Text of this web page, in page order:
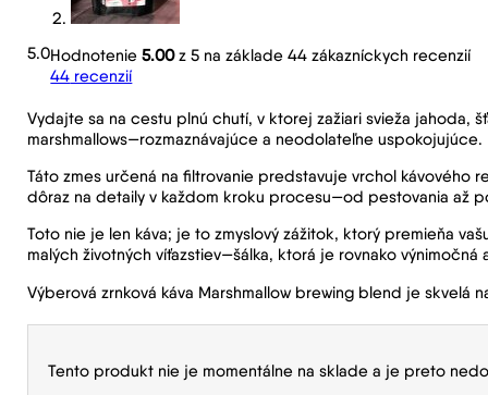
5.0Hodnotenie5.00z 5 na základe44 zákazníckych recenzií
44 recenzií
Vydajte sa na cestu plnú chutí, v ktorej zažiari svieža jahoda,
marshmallows—rozmaznávajúce a neodolateľne uspokojujúce.
Táto zmes určená na filtrovanie predstavuje vrchol kávového
dôraz na detaily v každom kroku procesu—od pestovania až
Toto nie je len káva; je to zmyslový zážitok, ktorý premieňa
malých životných víťazstiev—šálka, ktorá je rovnako výnimočná
Výberová zrnková káva Marshmallow brewing blend je skvelá
Tento produkt nie je momentálne na sklade a je preto